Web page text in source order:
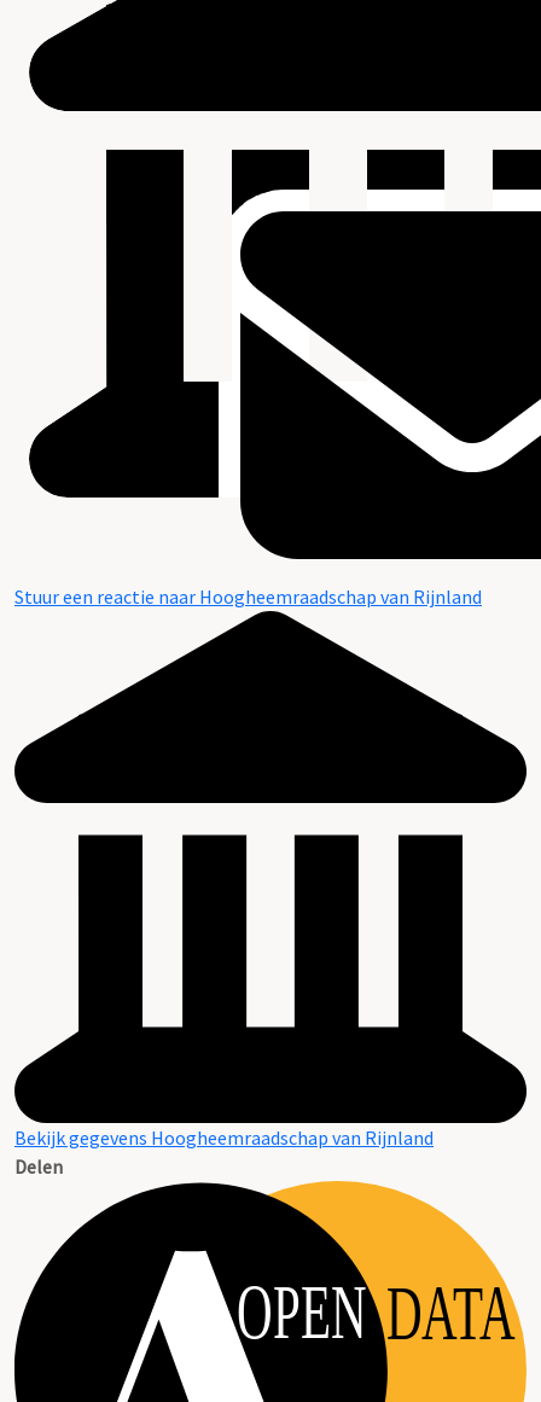
Stuur een reactie naar Hoogheemraadschap van Rijnland
Bekijk gegevens Hoogheemraadschap van Rijnland
Delen
OPEN DATA